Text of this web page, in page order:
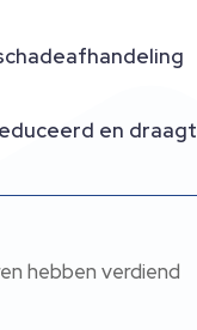
en draagt
hebben verdiend